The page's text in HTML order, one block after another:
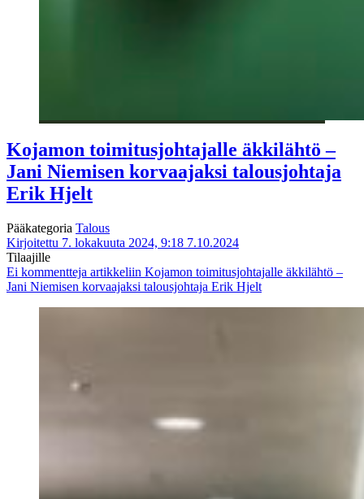
Kojamon toimitusjohtajalle äkkilähtö –
Jani Niemisen korvaajaksi talousjohtaja
Erik Hjelt
Pääkategoria Talous
Kirjoitettu 7. lokakuuta 2024, 9:18 7.10.2024
Tilaajille
Ei kommentteja artikkeliin Kojamon toimitusjohtajalle äkkilähtö –
Jani Niemisen korvaajaksi talousjohtaja Erik Hjelt